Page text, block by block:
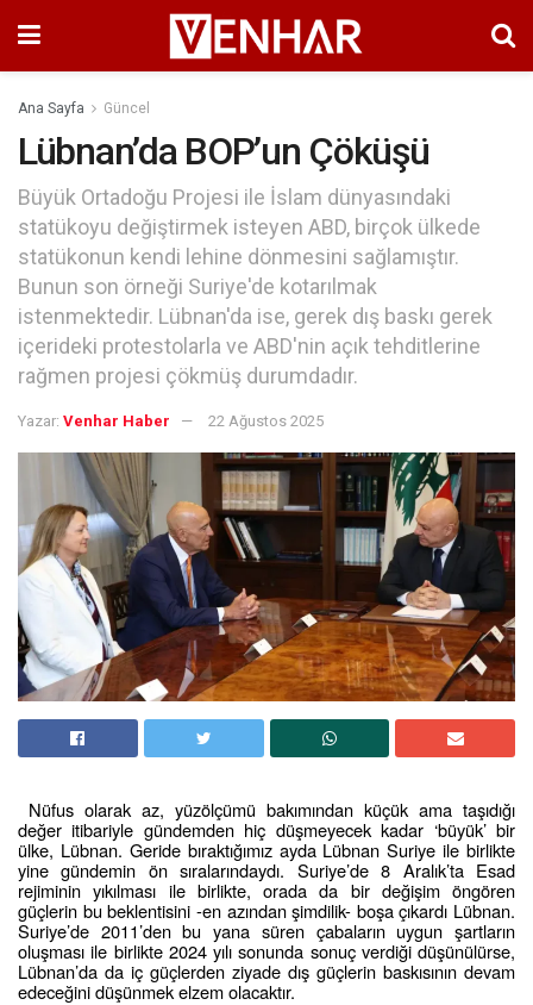
Ana Sayfa Güncel
Lübnan’da BOP’un Çöküşü
Büyük Ortadoğu Projesi ile İslam dünyasındaki
statükoyu değiştirmek isteyen ABD, birçok ülkede
statükonun kendi lehine dönmesini sağlamıştır.
Bunun son örneği Suriye'de kotarılmak
istenmektedir. Lübnan'da ise, gerek dış baskı gerek
içerideki protestolarla ve ABD'nin açık tehditlerine
rağmen projesi çökmüş durumdadır.
Yazar: Venhar Haber 22 Ağustos 2025
Nüfus olarak az, yüzölçümü bakımından küçük ama taşıdığı
değer itibariyle gündemden hiç düşmeyecek kadar ‘büyük’ bir
ülke, Lübnan. Geride bıraktığımız ayda Lübnan Suriye ile birlikte
yine gündemin ön sıralarındaydı. Suriye’de 8 Aralık’ta Esad
rejiminin yıkılması ile birlikte, orada da bir değişim öngören
güçlerin bu beklentisini -en azından şimdilik- boşa çıkardı Lübnan.
Suriye’de 2011’den bu yana süren çabaların uygun şartların
oluşması ile birlikte 2024 yılı sonunda sonuç verdiği düşünülürse,
Lübnan’da da iç güçlerden ziyade dış güçlerin baskısının devam
edeceğini düşünmek elzem olacaktır.